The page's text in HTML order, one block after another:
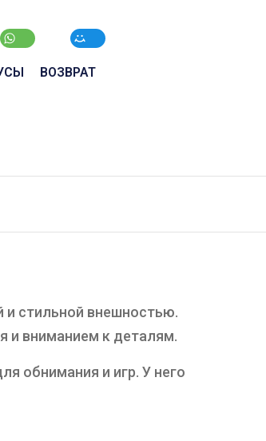
ВОЗВРАТ
и стильной внешностью.
и вниманием к деталям.
обнимания и игр. У него